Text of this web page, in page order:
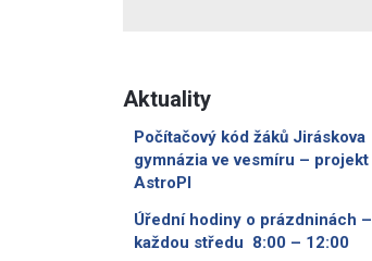
Aktuality
Počítačový kód žáků Jiráskova
gymnázia ve vesmíru – projekt
AstroPI
Úřední hodiny o prázdninách –
každou středu 8:00 – 12:00